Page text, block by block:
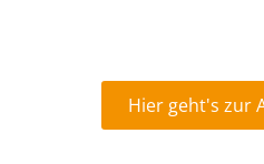
Hier geht's zur